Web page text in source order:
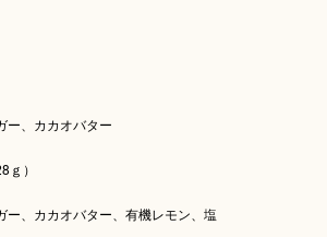
ー、カカオバター
）
、カカオバター、有機レモン、塩